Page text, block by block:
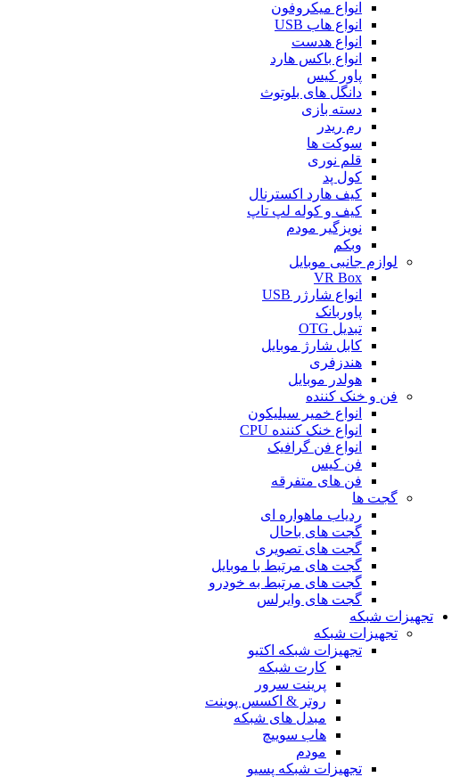
انواع میکروفون
انواع هاب USB
انواع هدست
انواع باکس هارد
پاور کیس
دانگل های بلوتوث
دسته بازی
رم ریدر
سوکت ها
قلم نوری
کول پد
کیف هارد اکسترنال
کیف و کوله لپ تاپ
نویزگیر مودم
وبکم
لوازم جانبی موبایل
VR Box
انواع شارژر USB
پاوربانک
تبدیل OTG
کابل شارژ موبایل
هندزفری
هولدر موبایل
فن و خنک کننده
انواع خمیر سیلیکون
انواع خنک کننده CPU
انواع فن گرافیک
فن کیس
فن های متفرقه
گجت ها
ردیاب ماهواره ای
گجت های باحال
گجت های تصویری
گجت های مرتبط با موبایل
گجت های مرتبط به خودرو
گجت های وایرلس
تجهیزات شبکه
تجهیزات شبکه
تجهیزات شبکه اکتیو
کارت شبکه
پرینت سرور
روتر & اکسس پوینت
مبدل های شبکه
هاب سوییچ
مودم
تجهیزات شبکه پسیو